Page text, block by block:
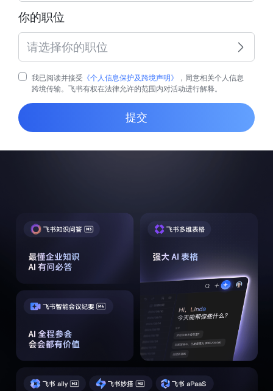
你的职位
请选择你的职位
我已阅读并接受 《个人信息保护及跨境声明》
，同意相关个人信息
跨境传输。飞书有权在法律允许的范围内对活动进行解释。
提交